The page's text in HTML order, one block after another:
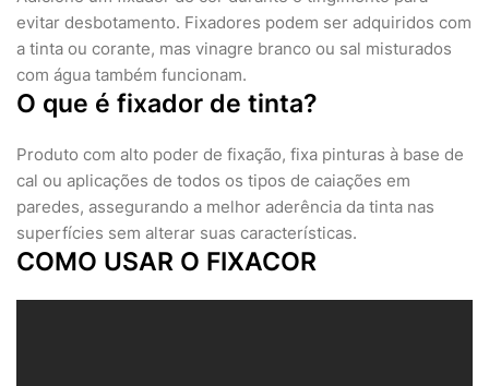
evitar desbotamento. Fixadores podem ser adquiridos com
a tinta ou corante, mas vinagre branco ou sal misturados
com água também funcionam.
O que é fixador de tinta?
Produto com alto poder de fixação, fixa pinturas à base de
cal ou aplicações de todos os tipos de caiações em
paredes, assegurando a melhor aderência da tinta nas
superfícies sem alterar suas características.
COMO USAR O FIXACOR